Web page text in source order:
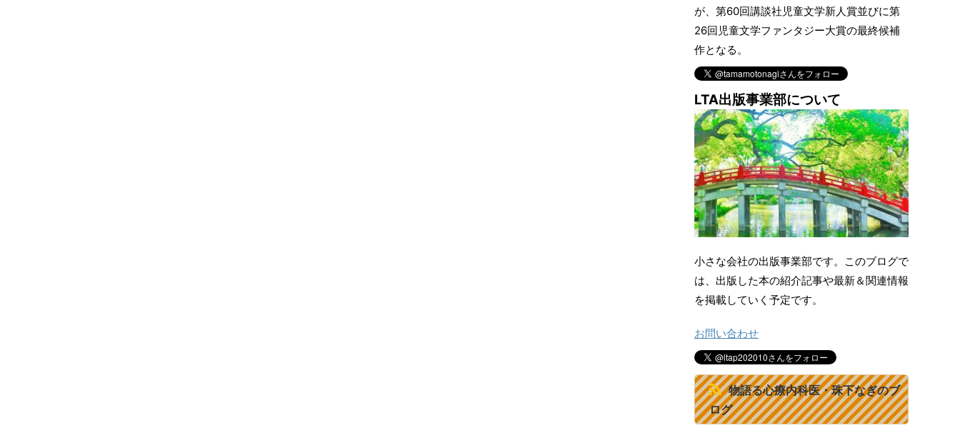
が、第60回講談社児童文学新人賞並びに第
26回児童文学ファンタジー大賞の最終候補
作となる。
LTA出版事業部について
小さな会社の出版事業部です。このブログで
は、出版した本の紹介記事や最新＆関連情報
を掲載していく予定です。
お問い合わせ
物語る心療内科医・珠下なぎのブ
ログ